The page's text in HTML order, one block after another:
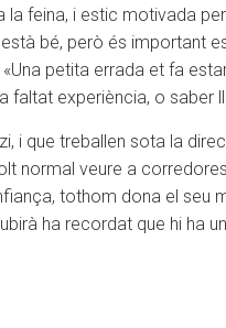
feina, i estic motivada
bé, però és important
petita errada et fa
faltat experiència, o saber
i que treballen sota la
normal veure a
tothom dona el seu
ha recordat que hi ha